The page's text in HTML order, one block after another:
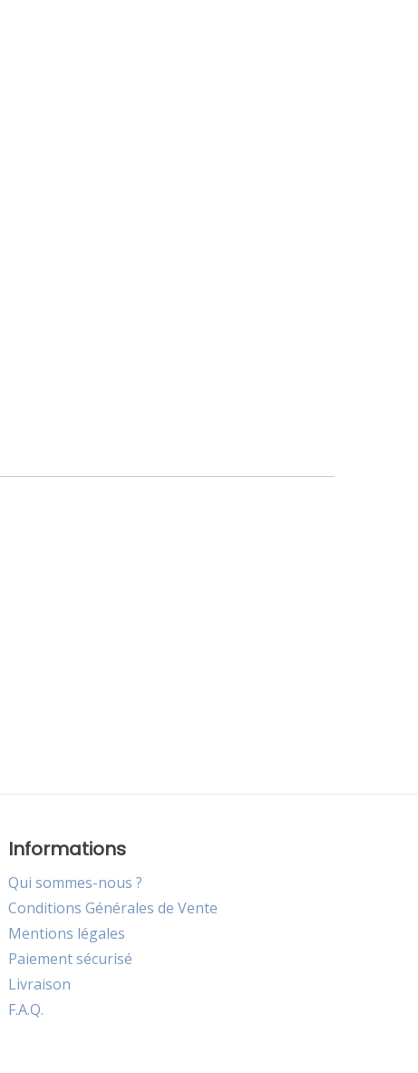
Informations
Qui sommes-nous ?
Conditions Générales de Vente
Mentions légales
Paiement sécurisé
Livraison
F.A.Q.